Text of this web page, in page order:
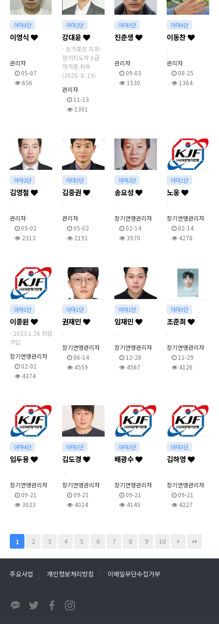
아마3단
이영식
.
관리자
05-07
656
아마2단
강대윤
- 싱가포르 지회-
장기지도자 1급
자격증 취득
(2025. 8. 19)
관리자
11-13
1301
아마3단
진춘생
.
관리자
09-03
1530
아마4단
이동찬
.
관리자
08-25
1364
아마2단
김영철
.
관리자
05-02
2313
아마3단
김중권
.
관리자
05-02
2191
아마2단
송요성
.
장기연맹관리자
02-14
3970
아마1단
노웅
.
장기연맹관리자
02-14
4278
아마1단
이종원
- 2023.1.26 회원
가입
장기연맹관리자
02-02
4374
아마1단
권재민
.
장기연맹관리자
06-14
4559
아마1단
임재민
.
장기연맹관리자
12-28
4567
아마3단
조준희
.
장기연맹관리자
11-29
4126
아마4단
임두용
장기연맹관리자
09-21
3023
아마3단
김도경
.
장기연맹관리자
09-21
4024
아마3단
배광수
장기연맹관리자
09-21
4145
아마3단
김하영
장기연맹관리자
09-21
4227
1 2 3 4 5 6 7 8 9 10
주요사업 개인정보처리방침 이메일무단수집거부